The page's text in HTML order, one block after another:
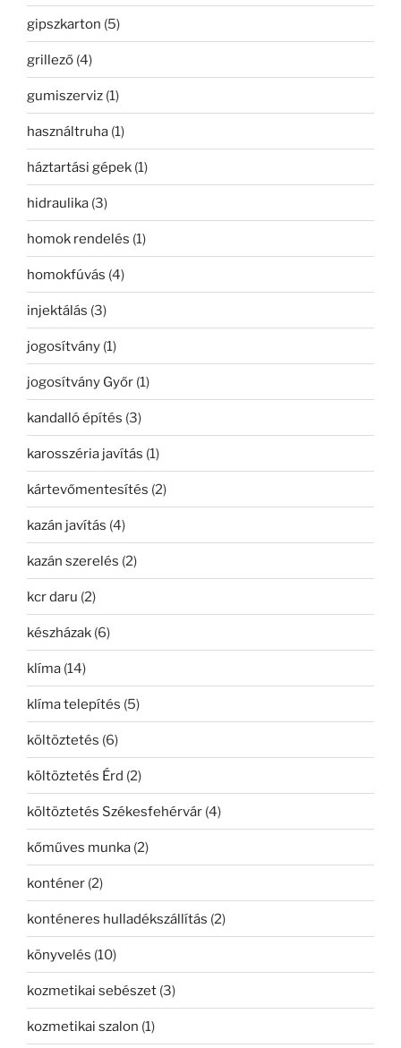
gipszkarton (5)
grillező (4)
gumiszerviz (1)
használtruha (1)
háztartási gépek (1)
hidraulika (3)
homok rendelés (1)
homokfúvás (4)
injektálás (3)
jogosítvány (1)
jogosítvány Győr (1)
kandalló építés (3)
karosszéria javítás (1)
kártevőmentesítés (2)
kazán javítás (4)
kazán szerelés (2)
kcr daru (2)
készházak (6)
klíma (14)
klíma telepítés (5)
költöztetés (6)
költöztetés Érd (2)
költöztetés Székesfehérvár (4)
kőműves munka (2)
konténer (2)
konténeres hulladékszállítás (2)
könyvelés (10)
kozmetikai sebészet (3)
kozmetikai szalon (1)